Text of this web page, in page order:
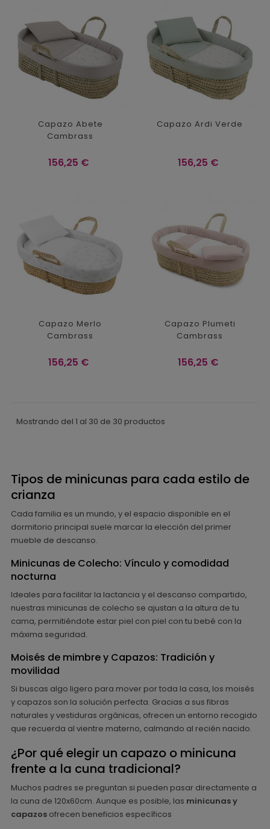
Capazo Abete
Cambrass
Precio
156,25 €
Capazo Ardi Verde
Precio
156,25 €
Capazo Merlo
Cambrass
Precio
156,25 €
Capazo Plumeti
Cambrass
Precio
156,25 €
Mostrando del 1 al 30 de 30 productos
Tipos de minicunas para cada estilo de
crianza
Cada familia es un mundo, y el espacio disponible en el
dormitorio principal suele marcar la elección del primer
mueble de descanso.
Minicunas de Colecho: Vínculo y comodidad
nocturna
Ideales para facilitar la lactancia y el descanso compartido,
nuestras minicunas de colecho se ajustan a la altura de tu
cama, permitiéndote estar piel con piel con tu bebé con la
máxima seguridad.
Moisés de mimbre y Capazos: Tradición y
movilidad
Si buscas algo ligero para mover por toda la casa, los moisés
y capazos son la solución perfecta. Gracias a sus fibras
naturales y vestiduras orgánicas, ofrecen un entorno recogido
que recuerda al vientre materno, calmando al recién nacido.
¿Por qué elegir un capazo o minicuna
frente a la cuna tradicional?
Muchos padres se preguntan si pueden pasar directamente a
la cuna de 120x60cm. Aunque es posible, las minicunas y
capazos ofrecen beneficios específicos